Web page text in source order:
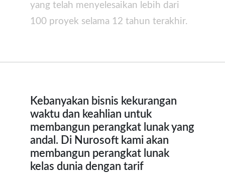
yang telah menyelesaikan lebih dari
100 proyek selama 12 tahun terakhir.
Kebanyakan bisnis kekurangan
waktu dan keahlian untuk
membangun perangkat lunak yang
andal. Di Nurosoft kami akan
membangun perangkat lunak
kelas dunia dengan tarif